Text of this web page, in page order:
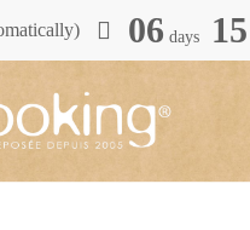
06 days 15